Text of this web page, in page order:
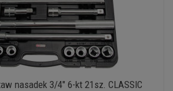
nasadek 3/4" 6-kt 21sz. CLASSIC